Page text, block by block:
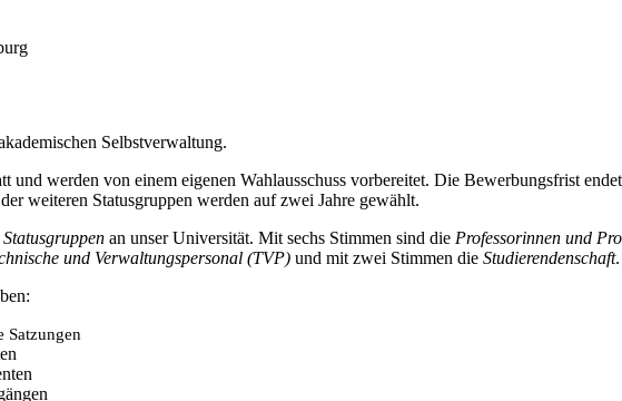
Selbstverwaltung.
und werden von einem eigenen Wahlausschuss vorbereitet. Die Bewerbungsfrist
weiteren Statusgruppen werden auf zwei Jahre gewählt.
Statusgruppen an unser Universität. Mit sechs Stimmen sind die Professorinnen und
und Verwaltungspersonal (TVP) und mit zwei Stimmen die Studierendenschaft.
Satzungen